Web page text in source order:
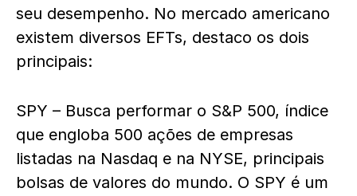
seu desempenho. No mercado americano
existem diversos EFTs, destaco os dois
principais:
SPY – Busca performar o S&P 500, índice
que engloba 500 ações de empresas
listadas na Nasdaq e na NYSE, principais
bolsas de valores do mundo. O SPY é um